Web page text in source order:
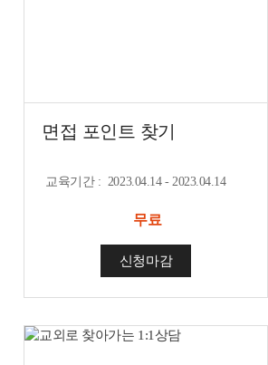
면접 포인트 찾기
교육기간: 2023.04.14 - 2023.04.14
무료
신청마감